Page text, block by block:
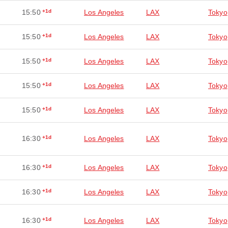
15:50 +1d Los Angeles LAX Tokyo
15:50 +1d Los Angeles LAX Tokyo
15:50 +1d Los Angeles LAX Tokyo
15:50 +1d Los Angeles LAX Tokyo
15:50 +1d Los Angeles LAX Tokyo
16:30 +1d Los Angeles LAX Tokyo
16:30 +1d Los Angeles LAX Tokyo
16:30 +1d Los Angeles LAX Tokyo
16:30 +1d Los Angeles LAX Tokyo